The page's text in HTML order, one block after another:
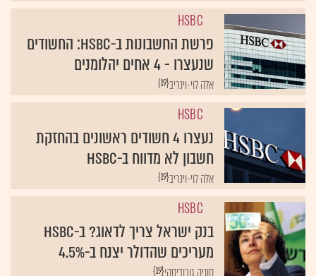
HSBC
פרשת החשבונות ב-HSBC: החשודים
שנעצרו - 4 אחים יהלומנים
{19}אלה לוי-וינריב
HSBC
נעצרו 4 חשודים ראשונים בהחזקת
חשבון לא מדווח ב-HSBC
{19}אלה לוי-וינריב
HSBC
בנק ישראל צריך לדאוג? ב-HSBC
מעריכים שהדולר יצנח ב-4.5%
{19}